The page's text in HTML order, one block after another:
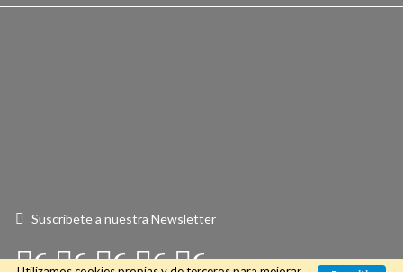
Suscríbete a nuestra Newsletter
Connect
Connect
Connect
Connect
Connect